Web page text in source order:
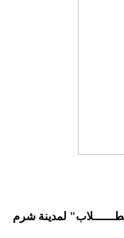
لمدينة شرم